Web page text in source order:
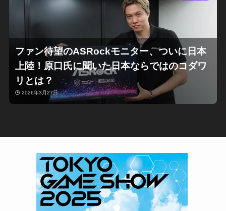
ファン待望のASRockモニター、ついに日本
上陸！原口氏に聞いた日本ならではのコダワ
リとは？
2026年3月27日